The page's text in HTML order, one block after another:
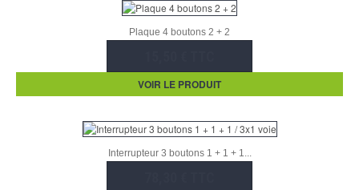
Plaque 4 boutons 2 + 2
VOIR LE PRODUIT
Interrupteur 3 boutons 1 + 1 + 1...